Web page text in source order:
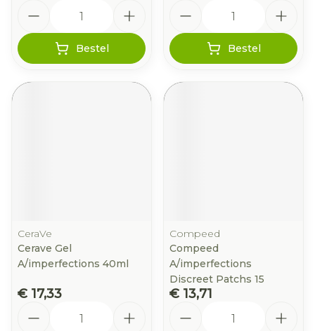
Bestel Bestel
CeraVe
Cerave Gel
A/imperfections 40ml
€ 17,33
Compeed
Compeed
A/imperfections
Discreet Patchs 15
€ 13,71